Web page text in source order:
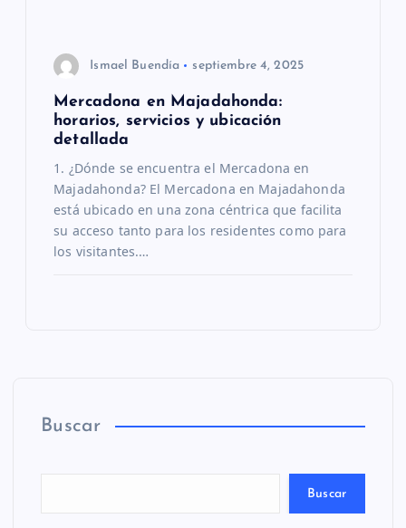
Ismael Buendía septiembre 4, 2025
Mercadona en Majadahonda:
horarios, servicios y ubicación
detallada
1. ¿Dónde se encuentra el Mercadona en
Majadahonda? El Mercadona en Majadahonda
está ubicado en una zona céntrica que facilita
su acceso tanto para los residentes como para
los visitantes.…
Buscar
Buscar